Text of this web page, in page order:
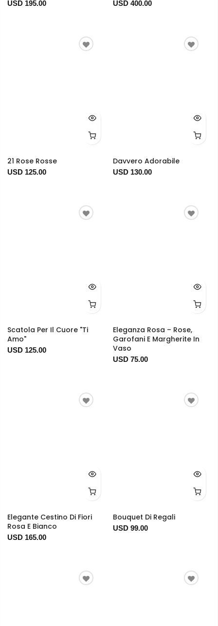
USD 195.00 USD 400.00
21 Rose Rosse
USD 125.00
Davvero Adorabile
USD 130.00
Scatola Per Il Cuore "Ti
Amo"
USD 125.00
Eleganza Rosa – Rose,
Garofani E Margherite In
Vaso
USD 75.00
Elegante Cestino Di Fiori
Rosa E Bianco
USD 165.00
Bouquet Di Regali
USD 99.00